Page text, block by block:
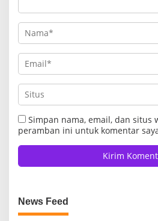
Simpan nama, email, dan situs
peramban ini untuk komentar
News Feed